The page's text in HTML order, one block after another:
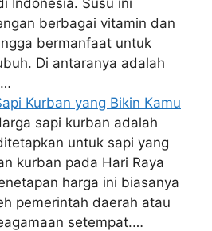
Indonesia. Susu ini
berbagai vitamin dan
bermanfaat untuk
Di antaranya adalah
Kurban yang Bikin Kamu
sapi kurban adalah
untuk sapi yang
kurban pada Hari Raya
harga ini biasanya
pemerintah daerah atau
setempat.…